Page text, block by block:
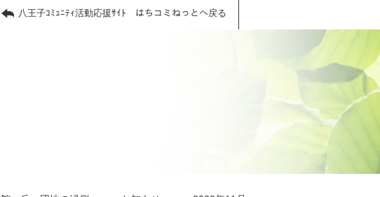
八王子ｺﾐｭﾆﾃｨ活動応援ｻｲﾄ はちコミねっとへ戻る